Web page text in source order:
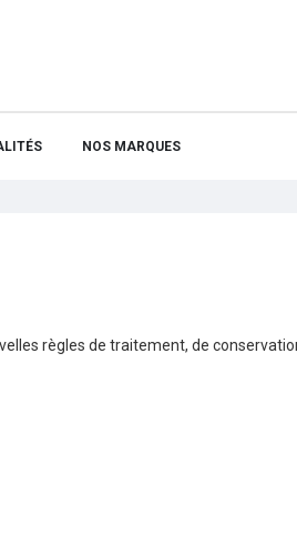
NOS MARQUES
règles de traitement, de